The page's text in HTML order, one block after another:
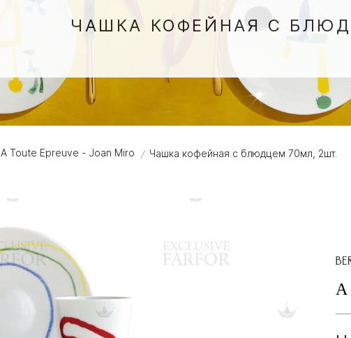
ЧАШКА КОФЕЙНАЯ С
A Toute Epreuve - Joan Miro / Чашка кофейная с блюдцем 70мл, 2шт.